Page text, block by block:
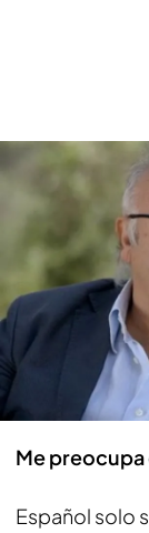
La
los próximos
El problema
pudiera
se levantarían
Cataluña,
Me preocupa
Español solo